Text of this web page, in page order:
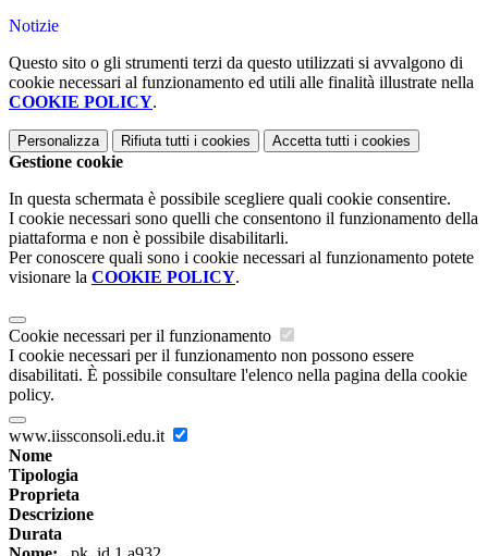
Notizie
Questo sito o gli strumenti terzi da questo utilizzati si avvalgono di
cookie necessari al funzionamento ed utili alle finalità illustrate nella
COOKIE POLICY.
Personalizza Rifiuta tutti i cookies Accetta tutti i cookies
Gestione cookie
In questa schermata è possibile scegliere quali cookie consentire.
I cookie necessari sono quelli che consentono il funzionamento della
piattaforma e non è possibile disabilitarli.
Per conoscere quali sono i cookie necessari al funzionamento potete
visionare la COOKIE POLICY.
Cookie necessari per il funzionamento
I cookie necessari per il funzionamento non possono essere
disabilitati. È possibile consultare l'elenco nella pagina della cookie
policy.
www.iissconsoli.edu.it
Nome
Tipologia
Proprieta
Descrizione
Durata